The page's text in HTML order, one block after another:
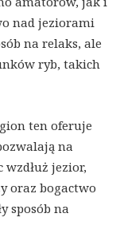
nad jeziorami
na relaks, ale
ryb, takich
ten oferuje
na
jezior,
oraz bogactwo
sposób na